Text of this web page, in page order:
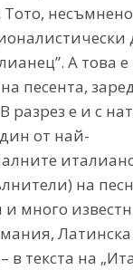
Тото,
А това
песента,
разрез е и с
от най-
на
много
в текста на